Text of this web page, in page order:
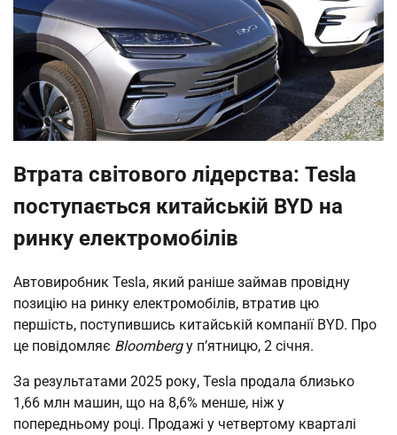
Втрата світового лідерства: Tesla
поступається китайській BYD на
ринку електромобілів
Автовиробник Tesla, який раніше займав провідну
позицію на ринку електромобілів, втратив цю
першість, поступившись китайській компанії BYD. Про
це повідомляє Bloombergу п’ятницю, 2 січня.
За результатами 2025 року, Tesla продала близько
1,66 млн машин, що на 8,6% менше, ніж у
попередньому році. Продажі у четвертому кварталі